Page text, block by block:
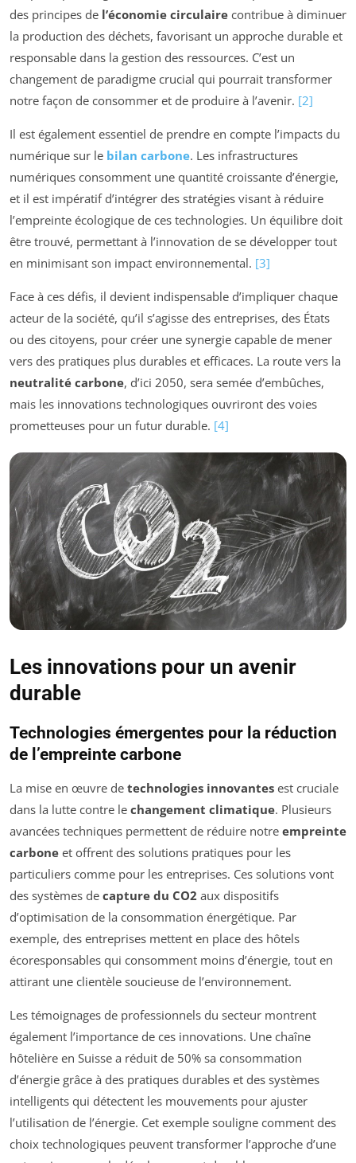
des principes de l’économie circulaire contribue à diminuer
la production des déchets, favorisant un approche durable et
responsable dans la gestion des ressources. C’est un
changement de paradigme crucial qui pourrait transformer
notre façon de consommer et de produire à l’avenir. [2]
Il est également essentiel de prendre en compte l’impacts du
numérique sur le bilan carbone. Les infrastructures
numériques consomment une quantité croissante d’énergie,
et il est impératif d’intégrer des stratégies visant à réduire
l’empreinte écologique de ces technologies. Un équilibre doit
être trouvé, permettant à l’innovation de se développer tout
en minimisant son impact environnemental. [3]
Face à ces défis, il devient indispensable d’impliquer chaque
acteur de la société, qu’il s’agisse des entreprises, des États
ou des citoyens, pour créer une synergie capable de mener
vers des pratiques plus durables et efficaces. La route vers la
neutralité carbone, d’ici 2050, sera semée d’embûches,
mais les innovations technologiques ouvriront des voies
prometteuses pour un futur durable. [4]
Les innovations pour un avenir
durable
Technologies émergentes pour la réduction
de l’empreinte carbone
La mise en œuvre de technologies innovantes est cruciale
dans la lutte contre le changement climatique. Plusieurs
avancées techniques permettent de réduire notre empreinte
carbone et offrent des solutions pratiques pour les
particuliers comme pour les entreprises. Ces solutions vont
des systèmes de capture du CO2 aux dispositifs
d’optimisation de la consommation énergétique. Par
exemple, des entreprises mettent en place des hôtels
écoresponsables qui consomment moins d’énergie, tout en
attirant une clientèle soucieuse de l’environnement.
Les témoignages de professionnels du secteur montrent
également l’importance de ces innovations. Une chaîne
hôtelière en Suisse a réduit de 50% sa consommation
d’énergie grâce à des pratiques durables et des systèmes
intelligents qui détectent les mouvements pour ajuster
l’utilisation de l’énergie. Cet exemple souligne comment des
choix technologiques peuvent transformer l’approche d’une